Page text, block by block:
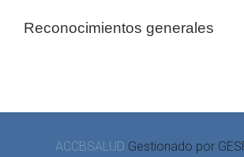
Reconocimientos generales
ACCBSALUD Gestionado por